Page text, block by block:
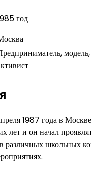
год
1987 года в
лет и он начал
различных школьных